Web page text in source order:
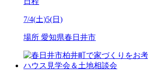
7/4(土)5(日)
場所 愛知県春日井市